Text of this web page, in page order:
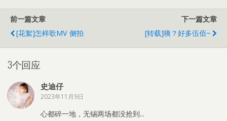
前一篇文章
[花絮]怎样歌MV 侧拍
下一篇文章
[转载]咦？好多伍佰~
3个回应
史迪仔
2023年11月9日
心都碎一地，无锡两场都没抢到...